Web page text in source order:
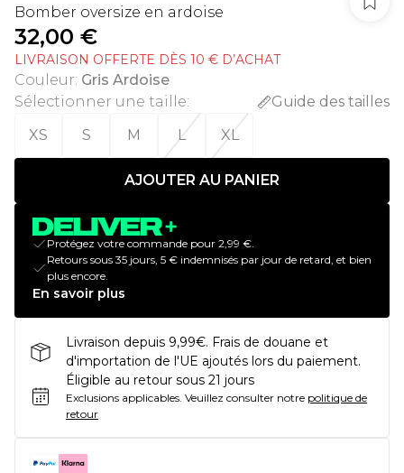
Bomber oversize en ardoise
32,00 €
LIVRAISON OFFERTE DÈS 10 € D’ACHAT
Couleur: Gris Ardoise
Sélectionner une taille:
Guide des tailles
XS
S M L XL
AJOUTER AU PANIER
Protégez votre commande pour 2,99 €.
Retours sous 35 jours, 5 € indemnisés par jour de retard, et bien
plus encore.
En savoir plus
Livraison depuis 9,99€. Frais de douane et
d'importation de l'UE ajoutés lors du paiement.
Éligible au retour sous 21 jours
Exclusions applicables. Veuillez consulter notre politique de
retour